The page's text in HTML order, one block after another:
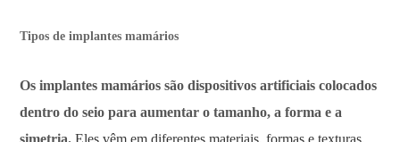
Tipos de implantes mamários
Os implantes mamários são dispositivos artificiais colocados
dentro do seio para aumentar o tamanho, a forma e a
simetria. Eles vêm em diferentes materiais, formas e texturas,